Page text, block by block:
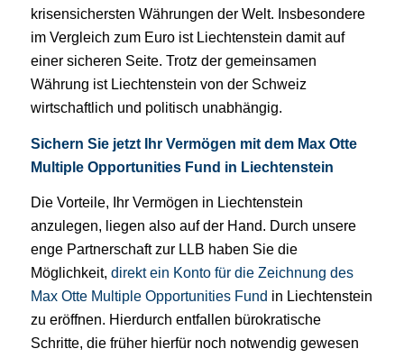
krisensichersten Währungen der Welt. Insbesondere
im Vergleich zum Euro ist Liechtenstein damit auf
einer sicheren Seite. Trotz der gemeinsamen
Währung ist Liechtenstein von der Schweiz
wirtschaftlich und politisch unabhängig.
Sichern Sie jetzt Ihr Vermögen mit dem Max Otte
Multiple Opportunities Fund in Liechtenstein
Die Vorteile, Ihr Vermögen in Liechtenstein
anzulegen, liegen also auf der Hand. Durch unsere
enge Partnerschaft zur LLB haben Sie die
Möglichkeit, direkt ein Konto für die Zeichnung des
Max Otte Multiple Opportunities Fund in Liechtenstein
zu eröffnen. Hierdurch entfallen bürokratische
Schritte, die früher hierfür noch notwendig gewesen